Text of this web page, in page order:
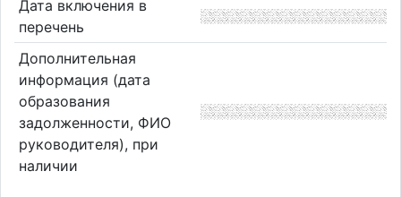
Дата включения в
перечень
Дополнительная
информация (дата
образования
задолженности, ФИО
руководителя), при
наличии